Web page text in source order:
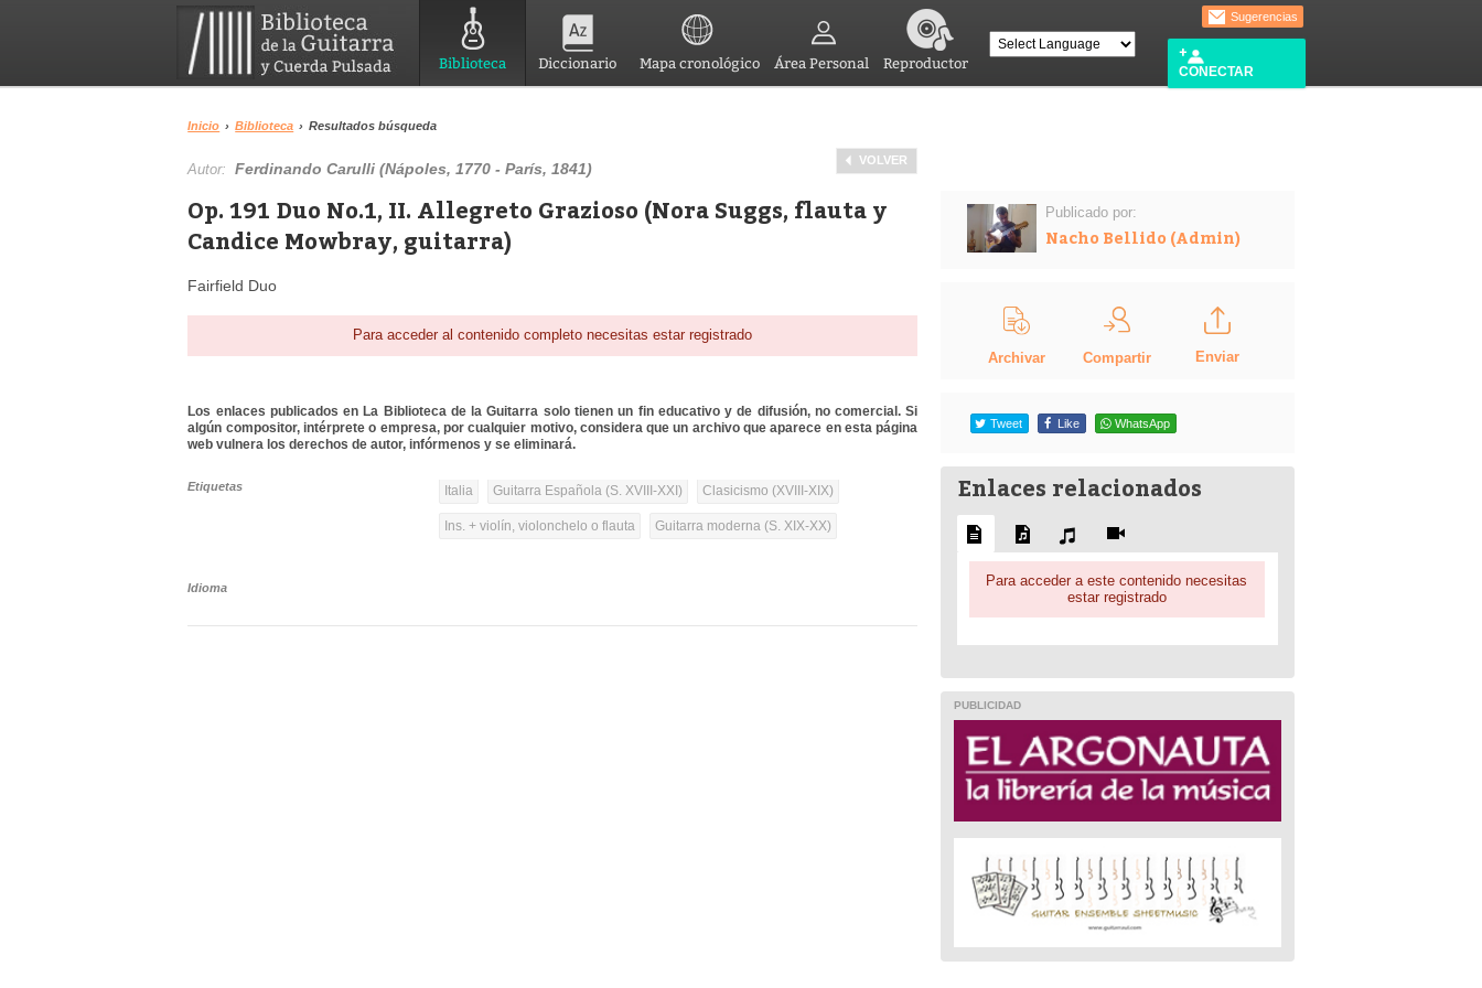
Biblioteca Diccionario Mapa cronológico Área Personal Reproductor
Sugerencias
CONECTAR
Inicio › Biblioteca › Resultados búsqueda
VOLVER
Autor:Ferdinando Carulli (Nápoles, 1770 - París, 1841)
Op. 191 Duo No.1, II. Allegreto Grazioso (Nora Suggs, flauta y
Candice Mowbray, guitarra)
Fairfield Duo
Para acceder al contenido completo necesitas estar registrado
Los enlaces publicados en La Biblioteca de la Guitarra solo tienen un fin educativo y de difusión, no comercial. Si
algún compositor, intérprete o empresa, por cualquier motivo, considera que un archivo que aparece en esta página
web vulnera los derechos de autor, infórmenos y se eliminará.
Etiquetas Italia Guitarra Española (S. XVIII-XXI) Clasicismo (XVIII-XIX)
Ins. + violín, violonchelo o flauta Guitarra moderna (S. XIX-XX)
Idioma
Publicado por:
Nacho Bellido (Admin)
Archivar Compartir Enviar
Tweet Like WhatsApp
Enlaces relacionados
Para acceder a este contenido necesitas
estar registrado
PUBLICIDAD